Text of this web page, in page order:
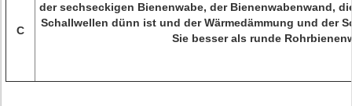
C
der sechseckigen Bienenwabe, der Bienenwabenwand,
Schallwellen dünn ist und der Wärmedämmung und der
Sie besser als runde